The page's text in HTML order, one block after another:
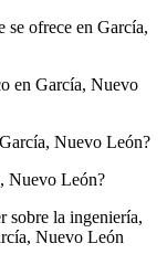
se ofrece en García,
en García, Nuevo
Nuevo León?
Nuevo León?
sobre la ingeniería,
Nuevo León